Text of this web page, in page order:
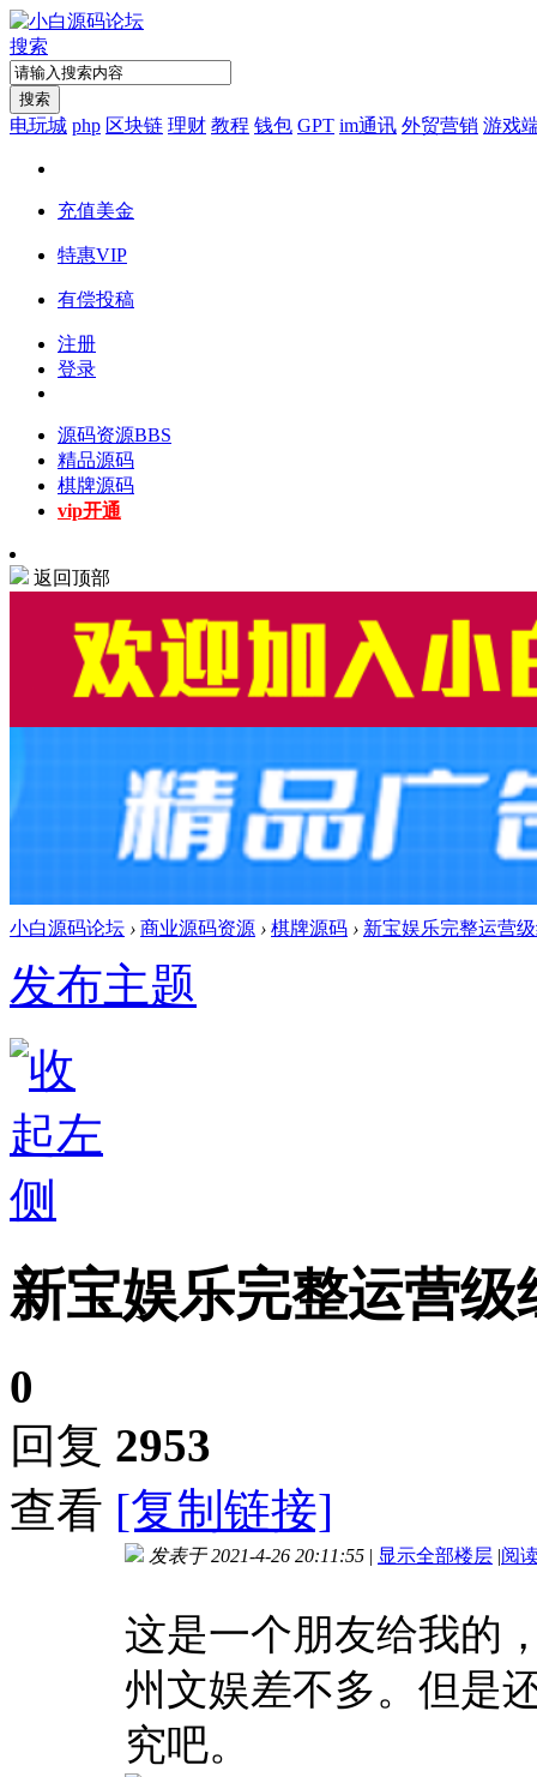
搜索
搜索
电玩城 php 区块链 理财 教程 钱包 GPT im通讯 外贸营销 游戏
充值美金
特惠VIP
有偿投稿
注册
登录
源码资源BBS
精品源码
棋牌源码
vip开通
返回顶部
小白源码论坛 › 商业源码资源 › 棋牌源码 › 新宝娱乐完整运营
发布主题
新宝娱乐完整运营
0
回复 2953
查看 [复制链接]
发表于 2021-4-26 20:11:55 | 显示全部楼层 |阅
这是一个朋友给我的
州文娱差不多。但是
究吧。